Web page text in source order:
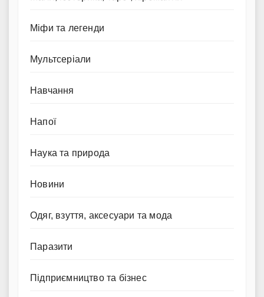
Міфи та легенди
Мультсеріали
Навчання
Напої
Наука та природа
Новини
Одяг, взуття, аксесуари та мода
Паразити
Підприємництво та бізнес